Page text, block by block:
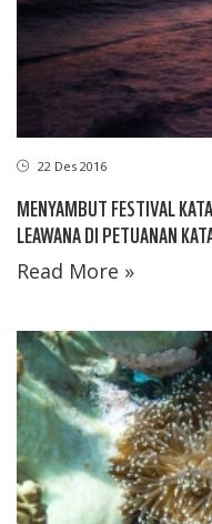
22 Des 2016
MENYAMBUT FESTIVAL
LEAWANA DI PETUANAN
Read More »